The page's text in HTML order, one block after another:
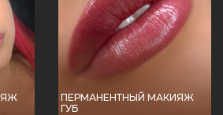
ПЕРМАНЕНТНЫЙ МАКИЯЖ
ГУБ